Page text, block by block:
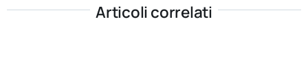
Articoli correlati